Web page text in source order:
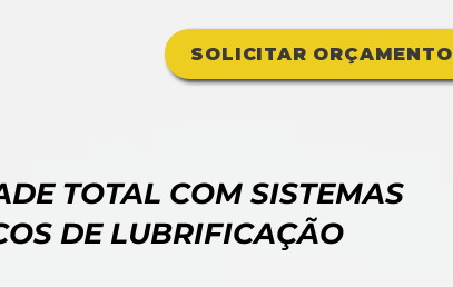
SOLICITAR ORÇAMENTO
TOTAL COM SISTEMAS
DE LUBRIFICAÇÃO